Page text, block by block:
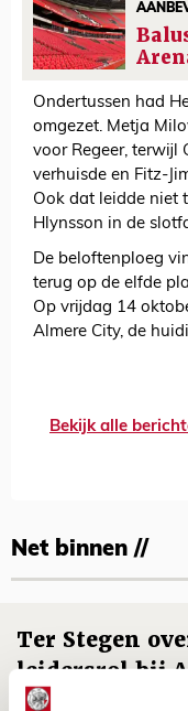
Ondertussen had
omgezet. Metja
voor Regeer, terwijl
verhuisde en Fitz-
Ook dat leidde niet
Hlynsson in de
De beloftenploeg
terug op de elfde
Op vrijdag 14
Almere City, de
Bekijk alle
Net binnen //
Ter Stegen
leidersrol bij
05 AUGUSTUS 2026 - 20:00